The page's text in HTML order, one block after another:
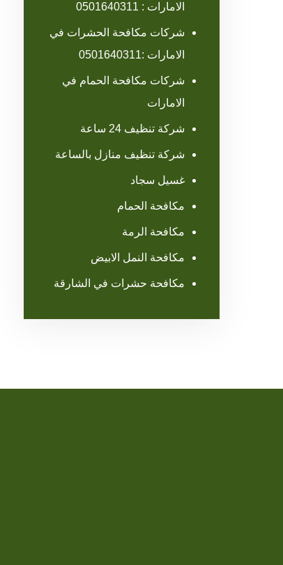
الامارات : 0501640311
شركات مكافحة الحشرات في
الامارات :0501640311
شركات مكافحة الحمام في
الامارات
شركة تنظيف 24 ساعة
شركة تنظيف منازل بالساعة
غسيل سجاد
مكافحة الحمام
مكافحة الرمة
مكافحة النمل الابيض
مكافحة حشرات في الشارقة